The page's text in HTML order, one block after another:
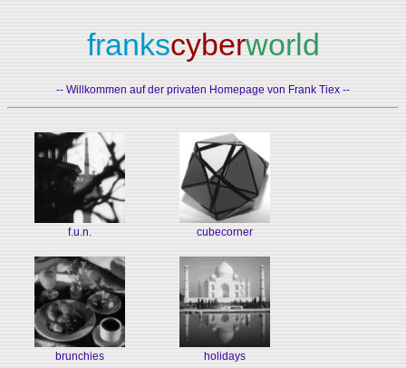
frankscyberworld
-- Willkommen auf der privaten Homepage von Frank Tiex --
f.u.n. cubecorner
brunchies holidays